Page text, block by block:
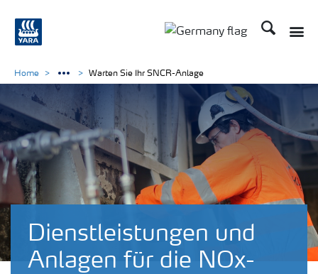
Suchen
Dienstleistungen und
Anlagen für die NOx-
Home Warten Sie Ihr SNCR-Anlage